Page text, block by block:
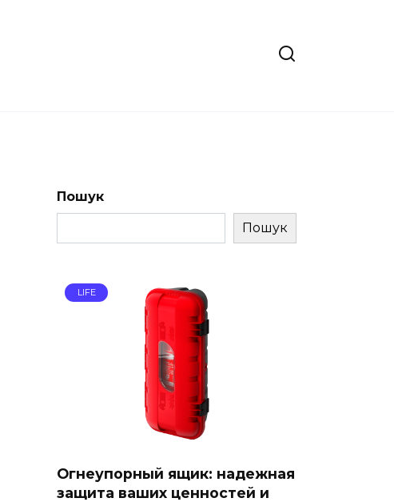
Пошук
Пошук
LIFE
Огнеупорный ящик: надежная
защита ваших ценностей и